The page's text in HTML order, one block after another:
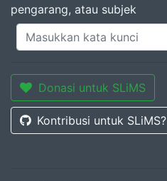
pengarang, atau subjek
Donasi untuk SLiMS
Kontribusi untuk SLiMS?